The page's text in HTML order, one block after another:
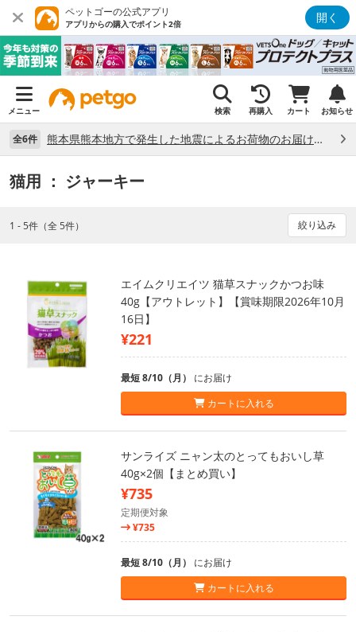
ペットゴーの公式アプリ
アプリからの購入でポイント2倍 開く
メニュー 検索 再購入 カート お知らせ
全6件 熊本県熊本地方で発生した地震によるお荷物のお届け状況について （7/28）
猫用 ： ジャーキー
1 - 5件（全 5件） 絞り込み
エイムクリエイツ 猫草スナックかつお味
40g【アウトレット】【賞味期限2026年10月
16日】
¥221
最短 8/10（月） にお届け
カートに入れる
サンライズ ニャン太のとってもおいし草
40g×2個【まとめ買い】
¥735
定期便対象
¥735
最短 8/10（月） にお届け
カートに入れる